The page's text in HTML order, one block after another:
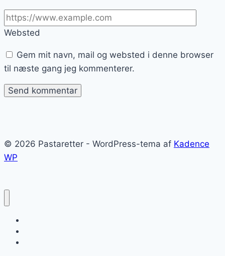
Websted
Gem mit navn, mail og websted i denne browser
til næste gang jeg kommenterer.
© 2026 Pastaretter - WordPress-tema af Kadence
WP